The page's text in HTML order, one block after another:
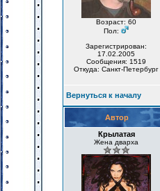
Возраст: 60
Пол:
Зарегистрирован:
17.02.2005
Сообщения: 1519
Откуда: Санкт-Петербург
Вернуться к началу
Автор
Крылатая
Жена дварха